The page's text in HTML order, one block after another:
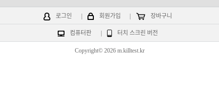
로그인 회원가입 장바구니
컴퓨터판 터치 스크린 버전
Copyright© 2026 m.killtest.kr